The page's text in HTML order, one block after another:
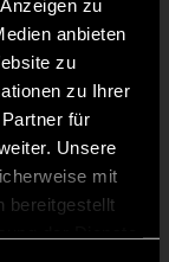
zu
anbieten
zu
zu Ihrer
für
Unsere
mit
bereitgestellt